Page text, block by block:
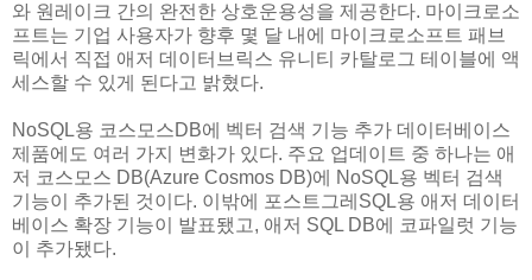
와 원레이크 간의 완전한 상호운용성을 제공한다. 마이크로소
프트는 기업 사용자가 향후 몇 달 내에 마이크로소프트 패브
릭에서 직접 애저 데이터브릭스 유니티 카탈로그 테이블에 액
세스할 수 있게 된다고 밝혔다.
NoSQL용 코스모스DB에 벡터 검색 기능 추가 데이터베이스
제품에도 여러 가지 변화가 있다. 주요 업데이트 중 하나는 애
저 코스모스 DB(Azure Cosmos DB)에 NoSQL용 벡터 검색
기능이 추가된 것이다. 이밖에 포스트그레SQL용 애저 데이터
베이스 확장 기능이 발표됐고, 애저 SQL DB에 코파일럿 기능
이 추가됐다.